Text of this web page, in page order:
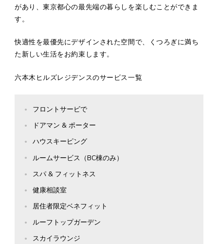
があり、東京都心の最先端の暮らしを楽しむことができま
す。
快適性を最優先にデザインされた空間で、くつろぎに満ち
た新しい生活をお約束します。
六本木ヒルズレジデンスのサービス一覧
フロントサービで
ドアマン & ポーター
ハウスキーピング
ルームサービス（BC棟のみ）
スパ & フィットネス
健康相談室
居住者限定ベネフィット
ルーフトップガーデン
スカイラウンジ